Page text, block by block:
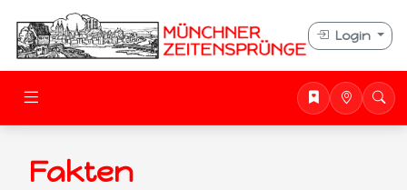
Login
Fakten